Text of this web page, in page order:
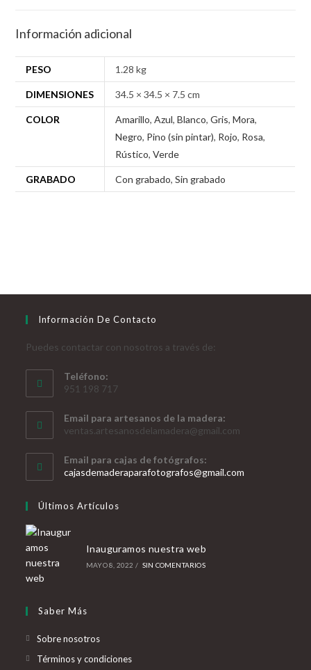
Información adicional
PESO 1.28 kg
DIMENSIONES 34.5 × 34.5 × 7.5 cm
COLOR Amarillo,Azul,Blanco,Gris,Mora,
Negro, Pino (sin pintar), Rojo, Rosa,
Rústico,Verde
GRABADO Con grabado,Sin grabado
Información De Contacto
Puedes contactar con nosotros a través de:
Teléfono:
951 198 717
Email para artesanos de la madera:
ventas.artesanosdelamadera@gmail.com
Email para cajas de fotógrafos:
cajasdemaderaparafotografos@gmail.com
Últimos Artículos
Inauguramos nuestra web
MAYO 8, 2022 / SIN COMENTARIOS
Saber Más
Sobre nosotros
Términos y condiciones